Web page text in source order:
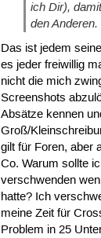
ich Dir),
den Anderen.
Das ist jedem
es jeder freiwillig
nicht die mich
Screenshots
Absätze kennen
Groß/
gilt für Foren, aber
Co. Warum sollte
verschwenden
hatte? Ich
meine Zeit für
Problem in 25